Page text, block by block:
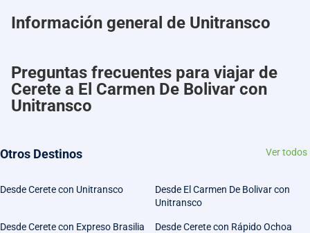
Información general de Unitransco
Preguntas frecuentes para viajar de
Cerete a El Carmen De Bolivar con
Unitransco
Otros Destinos Ver todos
Desde Cerete con Unitransco
Desde El Carmen De Bolivar con
Unitransco
Desde Cerete con Expreso Brasilia Desde Cerete con Rápido Ochoa